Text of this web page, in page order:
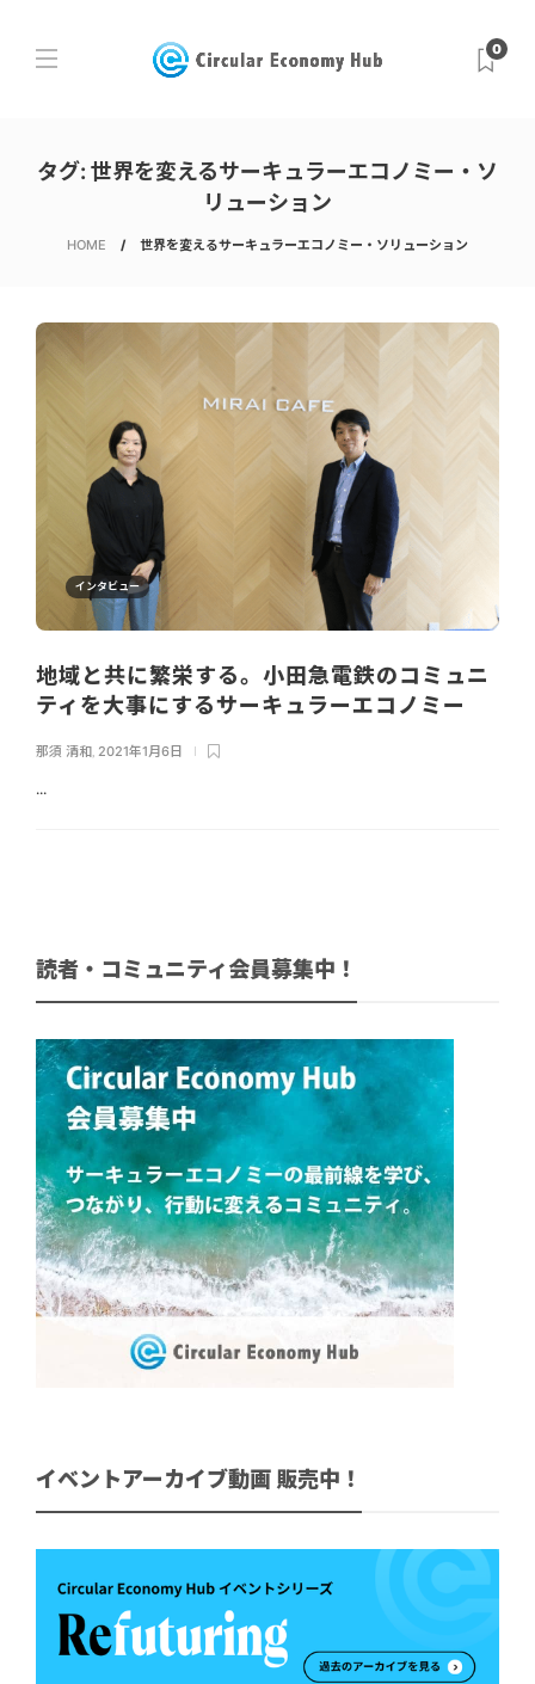
0
タグ: 世界を変えるサーキュラーエコノミー・ソ
リューション
HOME 世界を変えるサーキュラーエコノミー・ソリューション
インタビュー
地域と共に繁栄する。小田急電鉄のコミュニ
ティを大事にするサーキュラーエコノミー
那須 清和, 2021年1月6日
...
読者・コミュニティ会員募集中！
イベントアーカイブ動画 販売中！